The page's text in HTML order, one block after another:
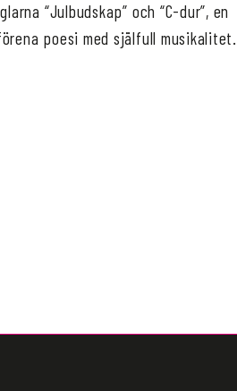
“Julbudskap” och “C-dur”, en
poesi med själfull musikalitet.